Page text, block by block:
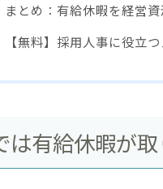
まとめ：有給休暇を経営
【無料】採用人事に役立
は有給休暇が